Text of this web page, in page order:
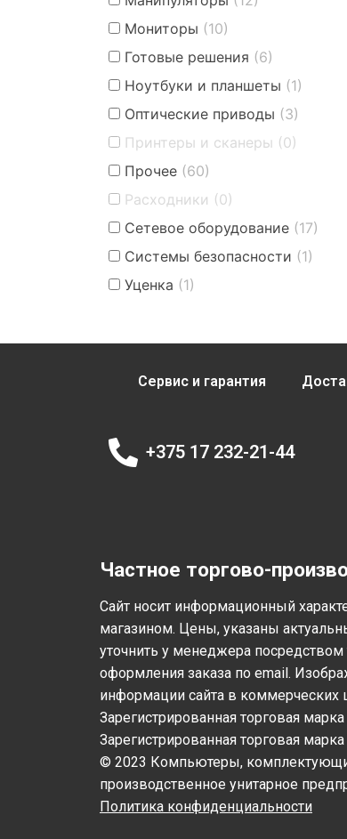
Мониторы (10)
Готовые решения (6)
Ноутбуки и планшеты (1)
Оптические приводы (3)
Принтеры и сканеры (0)
Прочее (60)
Расходники (0)
Сетевое оборудование (17)
Системы безопасности (1)
Уценка (1)
Сервис и гарантия
+375 17 232-21-44
Частное торгово-
Cайт носит информационный
магазином. Цены, указаны
уточнить у менеджера
оформления заказа по email.
информации сайта в коммерческих
Зарегистрированная торговая
Зарегистрированная торговая
© 2023 Компьютеры,
производственное унитарное
Политика конфиденциальности